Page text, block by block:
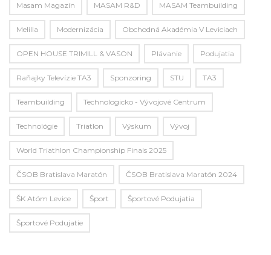
Masam Magazín MASAM R&D MASAM Teambuilding
Melilla Modernizácia Obchodná Akadémia V Leviciach
OPEN HOUSE TRIMILL & VASON Plávanie Podujatia
Raňajky Televízie TA3 Sponzoring STU TA3
Teambuilding Technologicko - Vývojové Centrum
Technológie Triatlon Výskum Vývoj
World Triathlon Championship Finals 2025
ČSOB Bratislava Maratón ČSOB Bratislava Maratón 2024
ŠK Atóm Levice Šport Športové Podujatia
Športové Podujatie